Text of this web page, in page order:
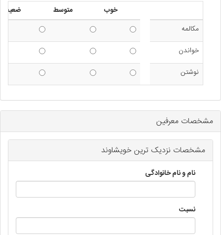
خوب
متوسط
ضعیف
مکالمه
مکالمه - خوب
خواندن
خواندن - خوب خواندن - متوسط
نوشتن
نوشتن - خوب نوشتن - متوسط
مشخصات معرفین
مشخصات نزدیک ترین خویشاوند
نام و نام خانوادگی
نسبت